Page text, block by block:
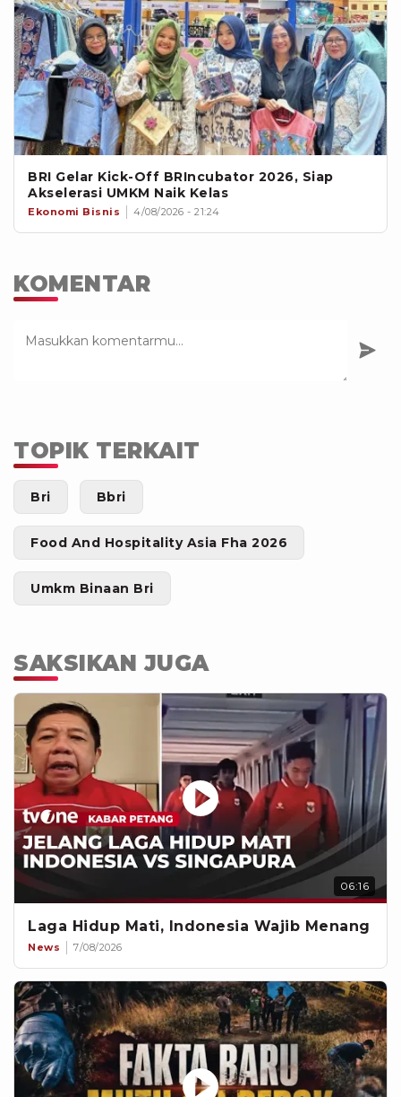
BRI Gelar Kick-Off BRIncubator 2026, Siap
Akselerasi UMKM Naik Kelas
Ekonomi Bisnis 4/08/2026 - 21:24
KOMENTAR
TOPIK TERKAIT
Bri Bbri
Food And Hospitality Asia Fha 2026
Umkm Binaan Bri
SAKSIKAN JUGA
06:16
Laga Hidup Mati, Indonesia Wajib Menang
News 7/08/2026